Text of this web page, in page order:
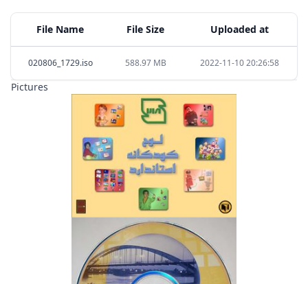
File Name File Size Uploaded at
020806_1729.iso 588.97 MB 2022-11-10 20:26:58
Pictures